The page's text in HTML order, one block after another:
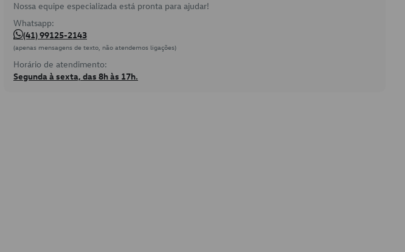
Nossa equipe especializada está pronta para ajudar!
Whatsapp:
(41) 99125-2143
(apenas mensagens de texto, não atendemos ligações)
Horário de atendimento:
Segunda à sexta, das 8h às 17h.